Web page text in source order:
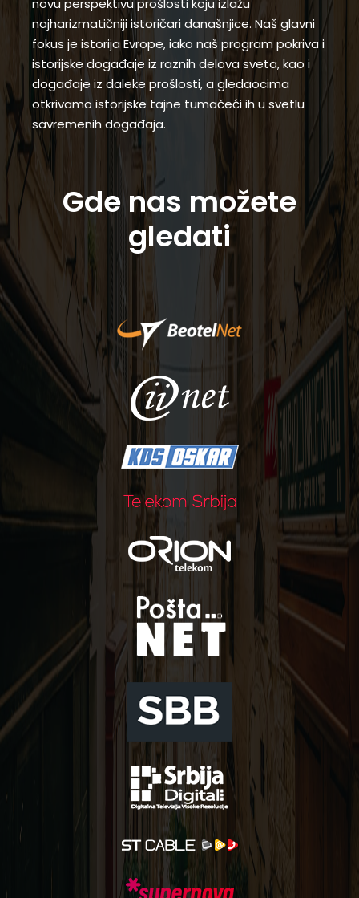
novu perspektivu prošlosti koju izlažu
najharizmatičniji istoričari današnjice. Naš glavni
fokus je istorija Evrope, iako naš program pokriva i
istorijske događaje iz raznih delova sveta, kao i
događaje iz daleke prošlosti, a gledaocima
otkrivamo istorijske tajne tumačeći ih u svetlu
savremenih događaja.
Gde nas možete
gledati